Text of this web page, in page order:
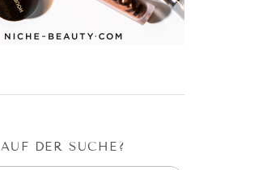
AUF DER SUCHE?